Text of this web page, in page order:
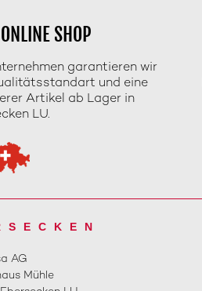
SHOP
garantieren wir
und eine
Artikel ab Lager in
LU.
AG
Mühle